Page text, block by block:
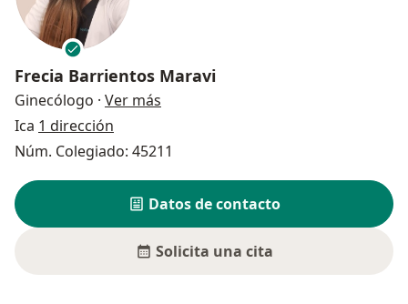
Frecia Barrientos Maravi
Ginecólogo · Ver más
Ica 1 dirección
Núm. Colegiado: 45211
Datos de contacto
Solicita una cita